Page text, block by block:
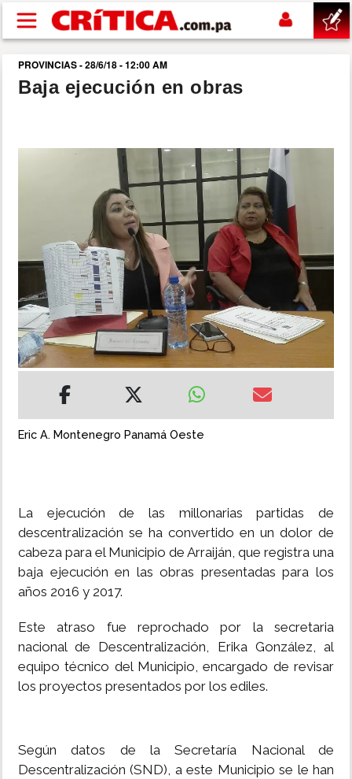
Pasar al contenido principal
buscar
SHOW
DEPORTES
MUNDO
PROVINCIAS - 28/6/18 - 12:00 AM
Baja ejecución en obras
Eric A. Montenegro Panamá Oeste
La ejecución de las millonarias partidas de
descentralización se ha convertido en un dolor de
cabeza para el Municipio de Arraiján, que registra una
baja ejecución en las obras presentadas para los
años 2016 y 2017.
Este atraso fue reprochado por la secretaria
nacional de Descentralización, Erika González, al
equipo técnico del Municipio, encargado de revisar
los proyectos presentados por los ediles.
Según datos de la Secretaría Nacional de
Descentralización (SND), a este Municipio se le han